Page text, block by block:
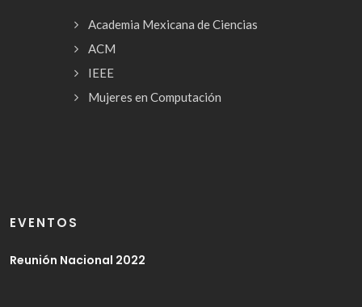
Academia Mexicana de Ciencias
ACM
IEEE
Mujeres en Computación
EVENTOS
Reunión Nacional 2022